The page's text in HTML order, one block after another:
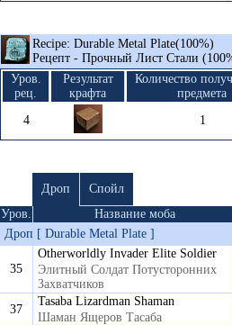
Recipe: Durable Metal Plate(100%)
Рецепт - Прочный Лист Стали
Уров.
рец.
Результат
крафта
Количество
предмета
4
1
Дроп
Спойл
Уров.
Название моба
Дроп [ Durable Metal Plate ]
35
Otherworldly Invader Elite Soldier
Элитный Солдат Потусторонних
Захватчиков
37
Tasaba Lizardman Shaman
Шаман Ящеров Тасаба